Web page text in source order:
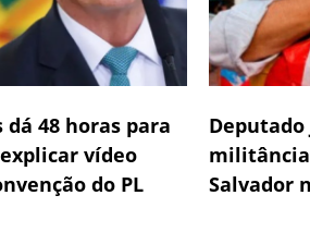
48 horas para
vídeo
do PL
Deputado
militância
Salvador